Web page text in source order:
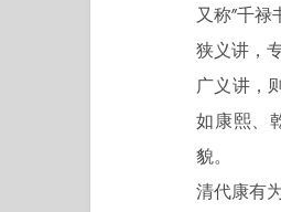
又称”千禄
狭义讲，
广义讲，
如康熙、
貌。
清代康有